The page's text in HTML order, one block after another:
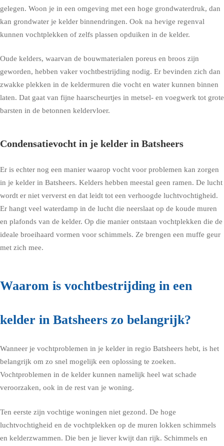
gelegen. Woon je in een omgeving met een hoge grondwaterdruk, dan
kan grondwater je kelder binnendringen. Ook na hevige regenval
kunnen vochtplekken of zelfs plassen opduiken in de kelder.
Oude kelders, waarvan de bouwmaterialen poreus en broos zijn
geworden, hebben vaker vochtbestrijding nodig. Er bevinden zich dan
zwakke plekken in de keldermuren die vocht en water kunnen binnen
laten. Dat gaat van fijne haarscheurtjes in metsel- en voegwerk tot grote
barsten in de betonnen keldervloer.
Condensatievocht in je kelder in Batsheers
Er is echter nog een manier waarop vocht voor problemen kan zorgen
in je kelder in Batsheers. Kelders hebben meestal geen ramen. De lucht
wordt er niet ververst en dat leidt tot een verhoogde luchtvochtigheid.
Er hangt veel waterdamp in de lucht die neerslaat op de koude muren
en plafonds van de kelder. Op die manier ontstaan vochtplekken die de
ideale broeihaard vormen voor schimmels. Ze brengen een muffe geur
met zich mee.
Waarom is vochtbestrijding in een
kelder in Batsheers zo belangrijk?
Wanneer je vochtproblemen in je kelder in regio Batsheers hebt, is het
belangrijk om zo snel mogelijk een oplossing te zoeken.
Vochtproblemen in de kelder kunnen namelijk heel wat schade
veroorzaken, ook in de rest van je woning.
Ten eerste zijn vochtige woningen niet gezond. De hoge
luchtvochtigheid en de vochtplekken op de muren lokken schimmels
en kelderzwammen. Die ben je liever kwijt dan rijk. Schimmels en